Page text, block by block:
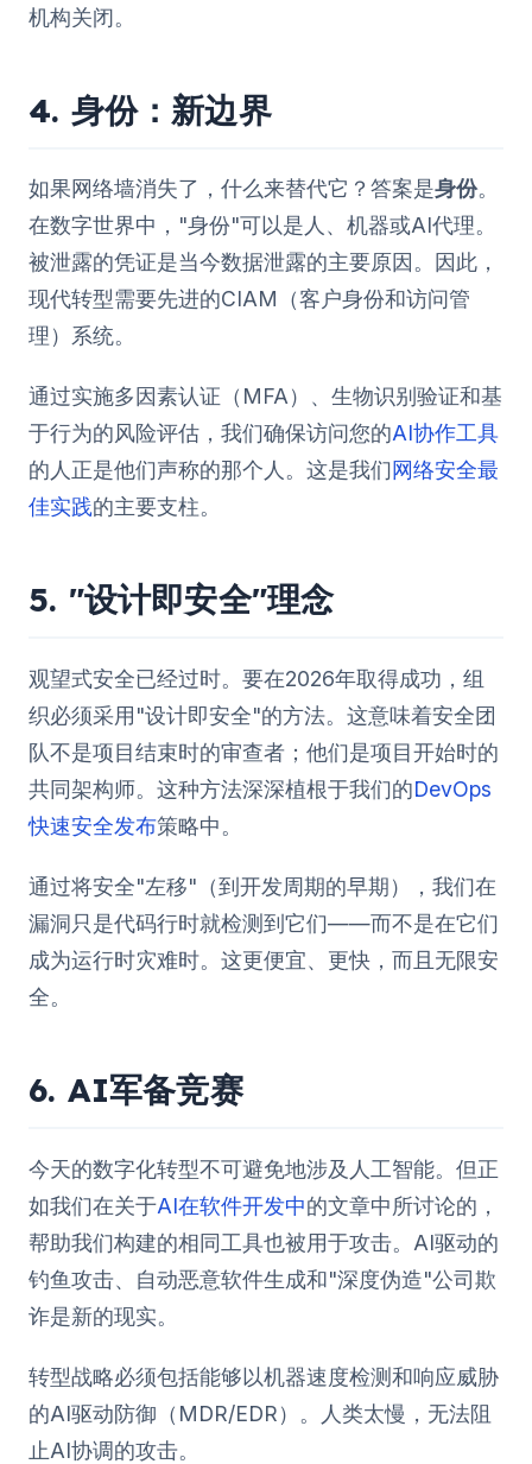
机构关闭。
4. 身份：新边界
如果网络墙消失了，什么来替代它？答案是身份。
在数字世界中，"身份"可以是人、机器或AI代理。
被泄露的凭证是当今数据泄露的主要原因。因此，
现代转型需要先进的CIAM（客户身份和访问管
理）系统。
通过实施多因素认证（MFA）、生物识别验证和基
于行为的风险评估，我们确保访问您的AI协作工具
的人正是他们声称的那个人。这是我们网络安全最
佳实践的主要支柱。
5. "设计即安全"理念
观望式安全已经过时。要在2026年取得成功，组
织必须采用"设计即安全"的方法。这意味着安全团
队不是项目结束时的审查者；他们是项目开始时的
共同架构师。这种方法深深植根于我们的DevOps
快速安全发布策略中。
通过将安全"左移"（到开发周期的早期），我们在
漏洞只是代码行时就检测到它们——而不是在它们
成为运行时灾难时。这更便宜、更快，而且无限安
全。
6. AI军备竞赛
今天的数字化转型不可避免地涉及人工智能。但正
如我们在关于AI在软件开发中的文章中所讨论的，
帮助我们构建的相同工具也被用于攻击。AI驱动的
钓鱼攻击、自动恶意软件生成和"深度伪造"公司欺
诈是新的现实。
转型战略必须包括能够以机器速度检测和响应威胁
的AI驱动防御（MDR/EDR）。人类太慢，无法阻
止AI协调的攻击。